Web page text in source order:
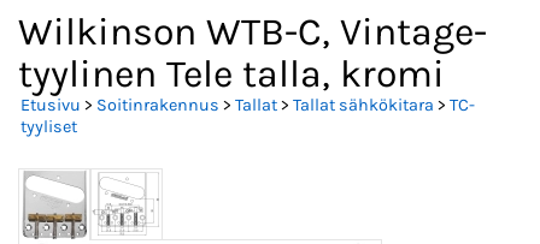
Wilkinson WTB-C, Vintage-
tyylinen Tele talla, kromi
Etusivu > Soitinrakennus > Tallat> Tallat sähkökitara > TC-
tyyliset